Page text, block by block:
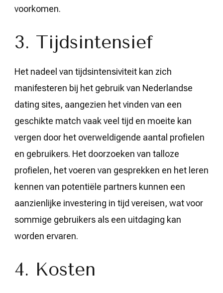
voorkomen.
3. Tijdsintensief
Het nadeel van tijdsintensiviteit kan zich
manifesteren bij het gebruik van Nederlandse
dating sites, aangezien het vinden van een
geschikte match vaak veel tijd en moeite kan
vergen door het overweldigende aantal profielen
en gebruikers. Het doorzoeken van talloze
profielen, het voeren van gesprekken en het leren
kennen van potentiële partners kunnen een
aanzienlijke investering in tijd vereisen, wat voor
sommige gebruikers als een uitdaging kan
worden ervaren.
4. Kosten